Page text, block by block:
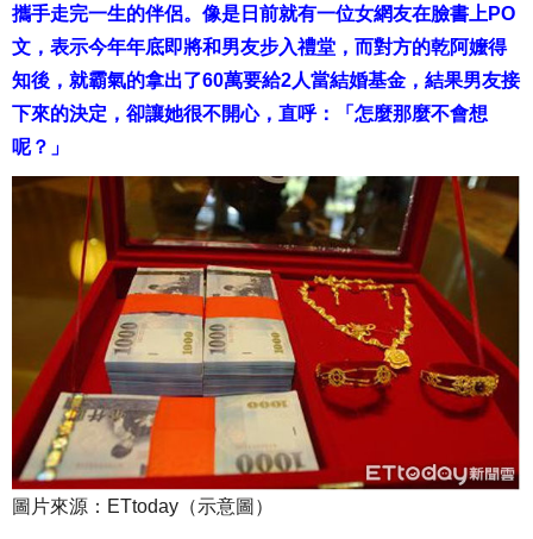
攜手走完一生的伴侶。像是日前就有一位女網友在臉書上PO
文，表示今年年底即將和男友步入禮堂，而對方的乾阿嬤得
知後，就霸氣的拿出了60萬要給2人當結婚基金，結果男友接
下來的決定，卻讓她很不開心，直呼：「怎麼那麼不會想
呢？」
圖片來源：ETtoday（示意圖）